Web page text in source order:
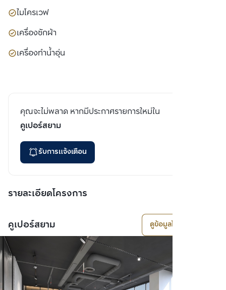
ไมโครเวฟ
เครื่องซักผ้า
เครื่องทำน้ำอุ่น
คุณจะไม่พลาด หากมีประกาศรายการใหม่ใน
คูเปอร์สยาม
รับการแจ้งเตือน
รายละเอียดโครงการ
คูเปอร์สยาม ดูข้อมูลโครงการ